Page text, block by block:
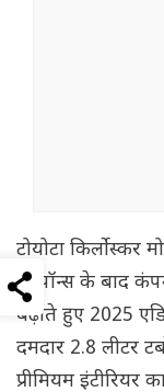
टोयोटा किर्लोस्कर
रिस्पॉन्स के बाद
बढ़ाते हुए 2025
दमदार 2.8 लीटर
प्रीमियम